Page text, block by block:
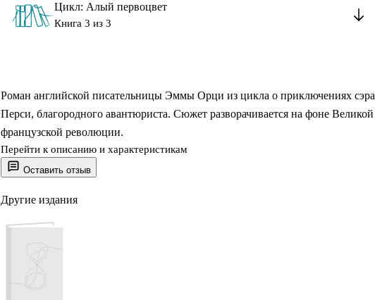
Оставить отзыв
Цикл: Алый первоцвет
Книга 3 из 3
Роман английской писательницы Эммы Орци из цикла о приключениях сэра
Перси, благородного авантюриста. Сюжет разворачивается на фоне Великой
французской революции.
Перейти к описанию и характеристикам
Другие издания